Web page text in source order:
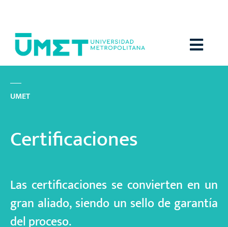
UMET
Certificaciones
Las certificaciones se convierten en un
gran aliado, siendo un sello de garantía
del proceso.